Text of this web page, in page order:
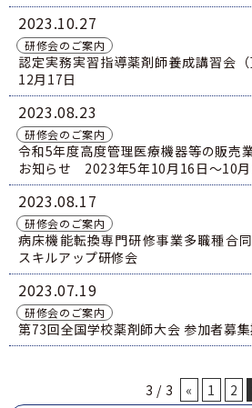
2023 10.27
研修会のご案内
認定実務実習指導薬剤師養成講習会
12月17日
2023 08.23
研修会のご案内
令和5年度高度管理医療機器等の販売
お知らせ 2023年5年10月16日～10月
2023 08.17
研修会のご案内
病床機能転換専門研修事業多職種合
スキルアップ研修会
2023 07.19
研修会のご案内
第73回全国学校薬剤師大会 参加者募
3 / 3 « 1 2